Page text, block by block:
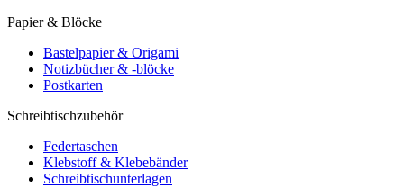
Papier & Blöcke
Bastelpapier & Origami
Notizbücher & -blöcke
Postkarten
Schreibtischzubehör
Federtaschen
Klebstoff & Klebebänder
Schreibtischunterlagen